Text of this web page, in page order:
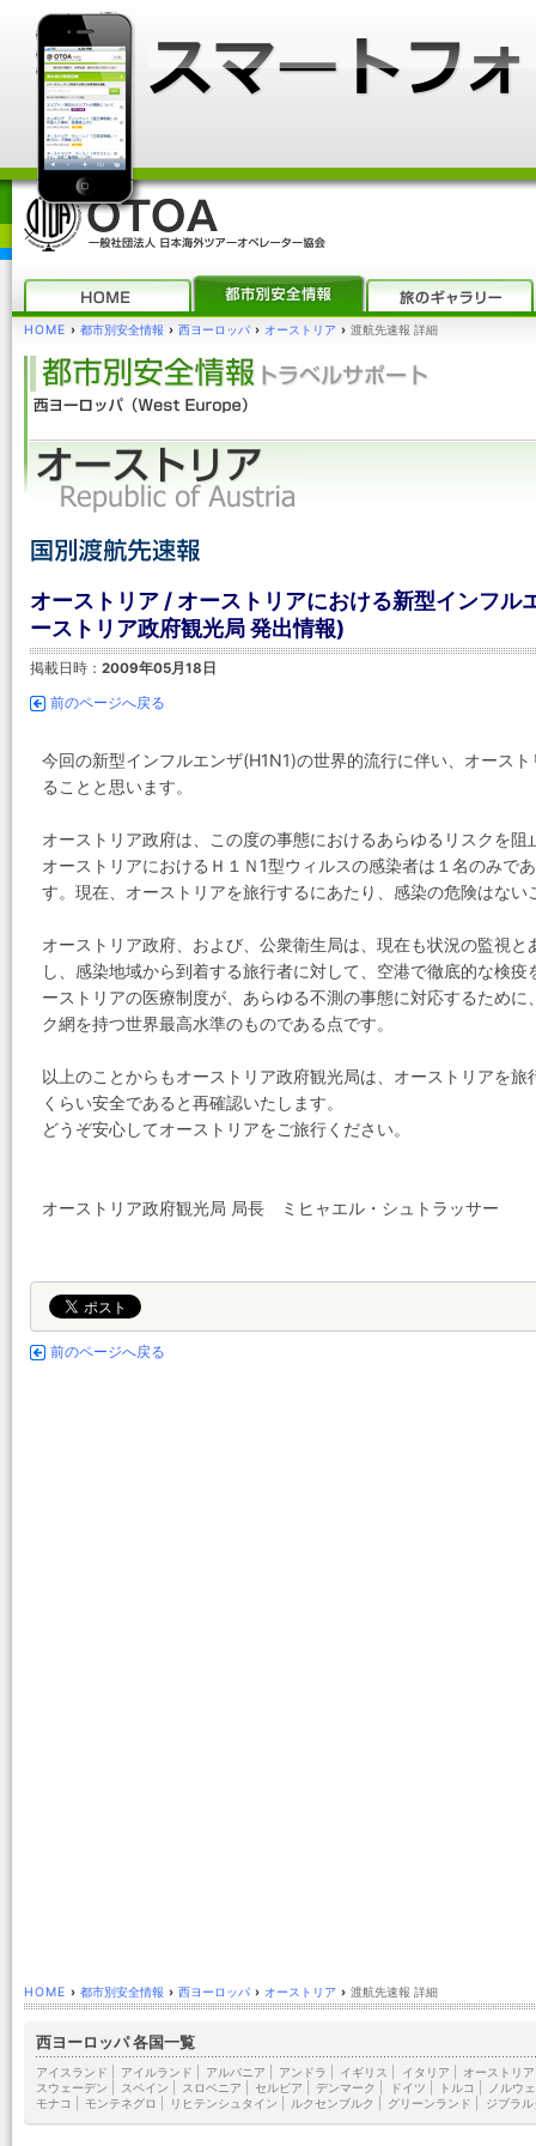
HOME › 都市別安全情報 › 西ヨーロッパ › オーストリア › 渡航先速報 詳細
オーストリア / オーストリアにおける新型インフル
ーストリア政府観光局 発出情報)
掲載日時： 2009年05月18日
前のページへ戻る
今回の新型インフルエンザ(H1N1)の世界的流行に伴い、オース
ることと思います。
オーストリア政府は、この度の事態におけるあらゆるリスクを
オーストリアにおけるＨ１Ｎ1型ウィルスの感染者は１名のみで
す。現在、オーストリアを旅行するにあたり、感染の危険はない
オーストリア政府、および、公衆衛生局は、現在も状況の監視
し、感染地域から到着する旅行者に対して、空港で徹底的な検
ーストリアの医療制度が、あらゆる不測の事態に対応するため
ク網を持つ世界最高水準のものである点です。
以上のことからもオーストリア政府観光局は、オーストリアを
くらい安全であると再確認いたします。
どうぞ安心してオーストリアをご旅行ください。
オーストリア政府観光局 局長 ミヒャエル・シュトラッサー
前のページへ戻る
HOME › 都市別安全情報 › 西ヨーロッパ › オーストリア › 渡航先速報 詳細
西ヨーロッパ 各国一覧
アイスランド アイルランド アルバニア アンドラ イギリス イタリア オーストリア
スウェーデン
スペイン スロベニア セルビア デンマーク ドイツ トルコ
ノルウ
モナコ
モンテネグロ リヒテンシュタイン ルクセンブルク グリーンランド ジブラル